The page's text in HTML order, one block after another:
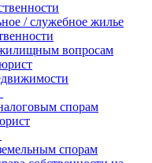
/ служебное жилье
вопросам
спорам
спорам